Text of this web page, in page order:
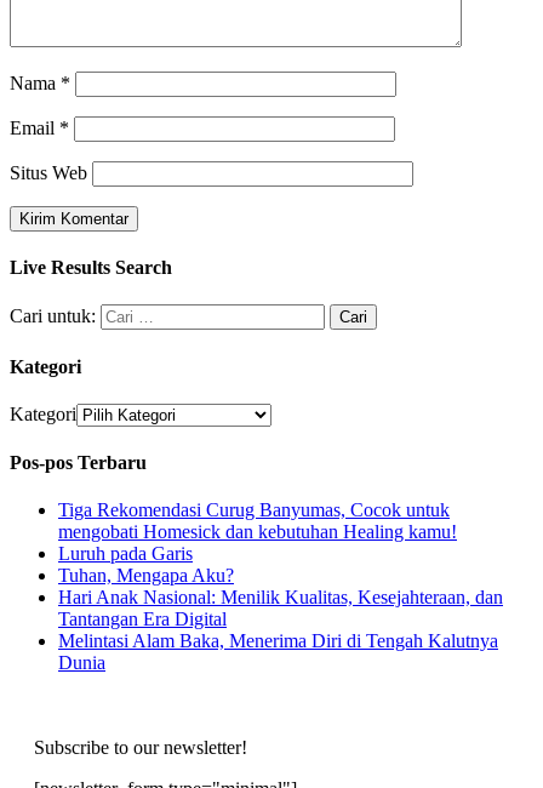
Nama *
Email *
Situs Web
Live Results Search
Cari untuk:
Kategori
Kategori
Pos-pos Terbaru
Tiga Rekomendasi Curug Banyumas, Cocok untuk
mengobati Homesick dan kebutuhan Healing kamu!
Luruh pada Garis
Tuhan, Mengapa Aku?
Hari Anak Nasional: Menilik Kualitas, Kesejahteraan, dan
Tantangan Era Digital
Melintasi Alam Baka, Menerima Diri di Tengah Kalutnya
Dunia
Subscribe to our newsletter!